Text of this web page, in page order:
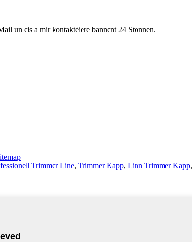
un eis a mir kontaktéiere bannent 24 Stonnen.
Trimmer Line, Trimmer Kapp, Linn Trimmer Kapp,